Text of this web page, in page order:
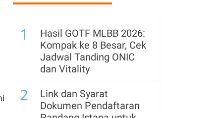
Kenaikan Harian
Terbesar Sejak Februari
Harga Minyak Beragam,
Pasar Cermati Prospek
Pembukaan Kembali
Selat Hormuz
1
Hasil GOTF MLBB 2026:
Kompak ke 8 Besar, Cek
Jadwal Tanding ONIC
dan Vitality
2
Link dan Syarat
Dokumen Pendaftaran